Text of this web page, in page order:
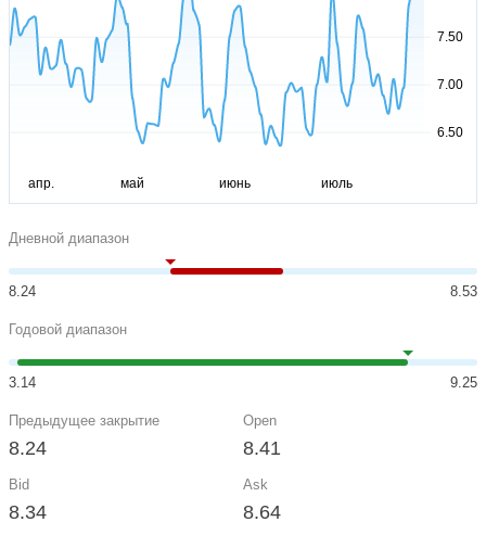
Дневной диапазон
8.24 8.53
Годовой диапазон
3.14 9.25
Предыдущее закрытие
8.24
Open
8.41
Bid
8.34
Ask
8.64